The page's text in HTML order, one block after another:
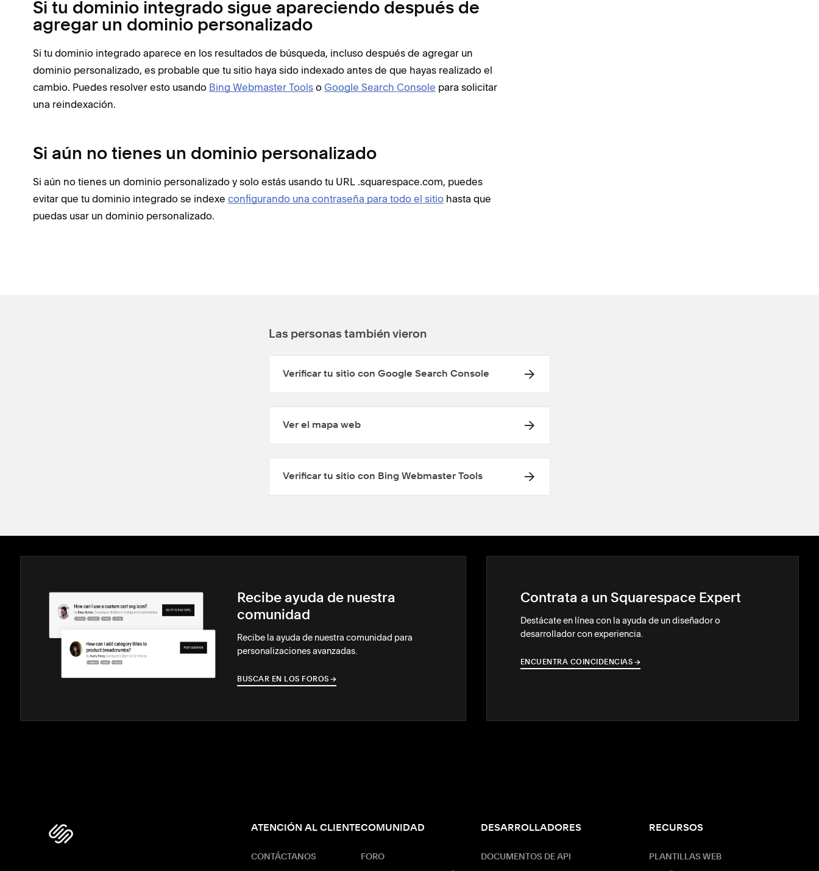
Si tu dominio integrado sigue apareciendo después de
agregar un dominio personalizado
Si tu dominio integrado aparece en los resultados de búsqueda, incluso después de agregar un
dominio personalizado, es probable que tu sitio haya sido indexado antes de que hayas realizado el
cambio. Puedes resolver esto usando Bing Webmaster Tools o Google Search Console para solicitar
una reindexación.
Si aún no tienes un dominio personalizado
Si aún no tienes un dominio personalizado y solo estás usando tu URL .squarespace.com, puedes
evitar que tu dominio integrado se indexe configurando una contraseña para todo el sitio hasta que
puedas usar un dominio personalizado.
Las personas también vieron
Verificar tu sitio con Google Search Console
Ver el mapa web
Verificar tu sitio con Bing Webmaster Tools
Recibe ayuda de nuestra
comunidad
Recibe la ayuda de nuestra comunidad para
personalizaciones avanzadas.
BUSCAR EN LOS FOROS →
→
Contrata a un Squarespace Expert
Destácate en línea con la ayuda de un diseñador o
desarrollador con experiencia.
ENCUENTRA COINCIDENCIAS →
→
ATENCIÓN AL CLIENTE
CONTÁCTANOS
COMUNIDAD
FORO
DESARROLLADORES
DOCUMENTOS DE API
RECURSOS
PLANTILLAS WEB